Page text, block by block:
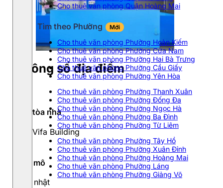
Cho thuê văn phòng Quận Hoàng Mai
Tìm theo Phường Mới
Cho thuê văn phòng Phường Hoàn Kiếm
Cho thuê văn phòng Phường Cửa Nam
Cho thuê văn phòng Phường Hai Bà Trưng
Cho thuê văn phòng Phường Cầu Giấy
Cho thuê văn phòng Phường Yên Hòa
Cho thuê văn phòng Phường Thanh Xuân
Cho thuê văn phòng Phường Đống Đa
Cho thuê văn phòng Phường Ngọc Hà
Cho thuê văn phòng Phường Ba Đình
Cho thuê văn phòng Phường Từ Liêm
Cho thuê văn phòng Phường Tây Hồ
Cho thuê văn phòng Phường Xuân Đỉnh
Cho thuê văn phòng Phường Hoàng Mai
Cho thuê văn phòng Phường Láng
Cho thuê văn phòng Phường Giảng Võ
Thông số địa điểm
Tên tòa nhà
The Vifa Building
Quy mô
Cập nhật